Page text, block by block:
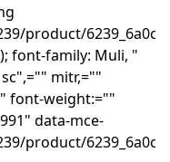
product/
font-family: Muli, "
mitr,=""
font-weight:=""
data-mce-
product/